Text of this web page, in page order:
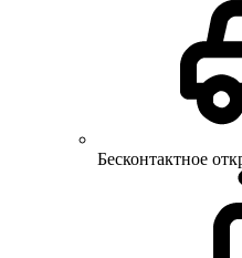
Бесконтактное